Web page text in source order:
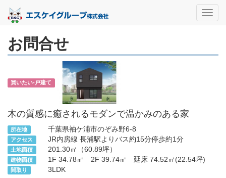
お問合せ
買いたい-戸建て
木の質感に癒されるモダンで温かみのある家
所在地 千葉県袖ケ浦市のぞみ野6-8
アクセス JR内房線 長浦駅よりバス約15分停歩約1分
土地面積 201.30㎡（60.89坪）
建物面積 1F 34.78㎡ 2F 39.74㎡ 延床 74.52㎡(22.54坪)
間取り 3LDK